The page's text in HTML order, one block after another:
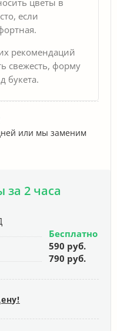
если
рекомендаций
свежесть, форму
букета.
или мы заменим
2 часа
Бесплатно
590 руб.
790 руб.